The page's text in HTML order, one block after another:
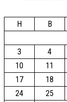
H
B
3
4
10
11
17
18
24
25